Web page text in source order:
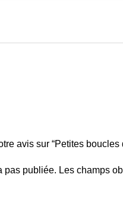
avis sur “Petites boucles
pas publiée. Les champs